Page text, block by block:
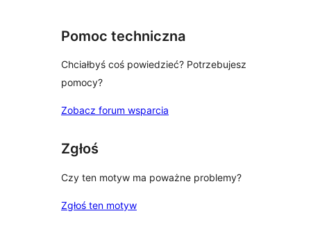
Pomoc techniczna
Chciałbyś coś powiedzieć? Potrzebujesz
pomocy?
Zobacz forum wsparcia
Zgłoś
Czy ten motyw ma poważne problemy?
Zgłoś ten motyw